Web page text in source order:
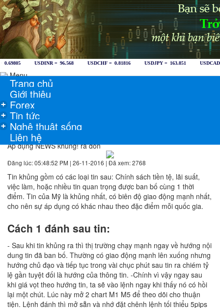
Menu
Trang chủ
Giới thiệu
+ Forex
+ Tin tức
+ Nghệ thuật sống
Liên hệ
Áp dụng NEWS khủng! ra đòn
Đăng lúc: 05:48:52 PM | 26-11-2016 | Đã xem: 2768
Tin khủng gồm có các loại tin sau: Chính sách tiền tệ, lãi suất,
việc làm, hoặc nhiều tin quan trọng được ban bố cùng 1 thời
điểm. Tin của Mỹ là khủng nhất, có biên độ giao động mạnh nhất,
cho nên sự áp dụng có khác nhau theo đặc điểm mỗi quốc gia.
Cách 1 đánh sau tin:
- Sau khi tin khủng ra thì thị trường chạy mạnh ngay về hướng nội
dung tin đã ban bố. Thường có giao động mạnh lên xuống nhưng
hướng chủ đạo và tiếp tục trong vài chục phút sau tin ra chiém tỷ
lệ gần tuyệt đối là hướng của thông tin. -Chính vì vậy ngay sau
khi giá vọt theo hướng tin, ta sẽ vào lệnh ngay khi thấy nó có hồi
lại một chút. Lúc này mở 2 chart M1 M5 để theo dõi cho thuận
tiện. Lệnh đánh thì mở sẵn và nhớ đặt chênh lệnh tối thiểu 5pips